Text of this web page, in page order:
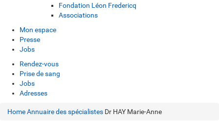
Fondation Léon Fredericq
Associations
Mon espace
Presse
Jobs
Rendez-vous
Prise de sang
Jobs
Adresses
HomeAnnuaire des spécialistes Dr HAY Marie-Anne